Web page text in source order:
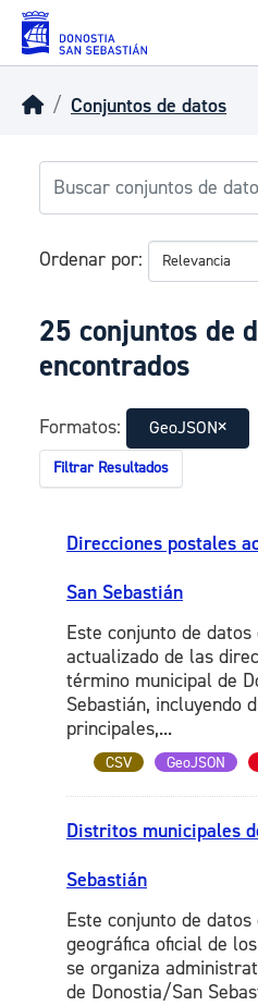
Skip to main content
Conjuntos de datos
Ordenar por
25 conjuntos de
encontrados
Formatos: GeoJSON
Filtrar Resultados
Direcciones postales
San Sebastián
Este conjunto de
actualizado de las
término municipal de
Sebastián, incluyendo
principales,...
CSV GeoJSON
Distritos municipales
Sebastián
Este conjunto de
geográfica oficial de
se organiza
de Donostia/San